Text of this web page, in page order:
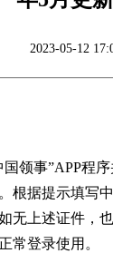
2023-05-12
国领事”APP程
根据提示填写
无上述证件，
常登录使用。